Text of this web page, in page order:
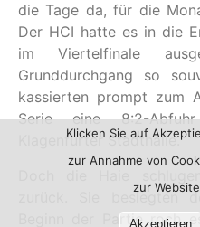
die Tage da, für die
Der HCI hatte es in die
im Viertelfinale
Grunddurchgang so
kassierten prompt zum
Serie eine 8:2-
Klagenfurter Stadthalle.
zurück. Sie besiegten
Beginn der Partie roch
Klicken Sie auf
zur Annahme von
zur
Akzeptieren